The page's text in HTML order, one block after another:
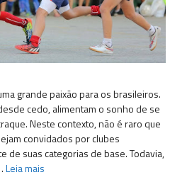
grande paixão para os brasileiros.
cedo, alimentam o sonho de se
Neste contexto, não é raro que
convidados por clubes
de suas categorias de base. Todavia,
Leia mais